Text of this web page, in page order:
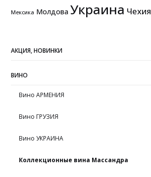
Мексика Молдова Украина Чехия
АКЦИЯ, НОВИНКИ
ВИНО
Вино АРМЕНИЯ
Вино ГРУЗИЯ
Вино УКРАИНА
Коллекционные вина Массандра